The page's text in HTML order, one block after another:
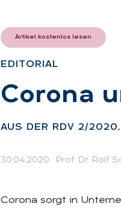
Artikel kostenlos lesen
EDI­TO­RI­AL
:
Co­ro­na
AUS DER RDV 2/
30.04.2020 · Prof. Dr. Rolf
Corona sorgt in